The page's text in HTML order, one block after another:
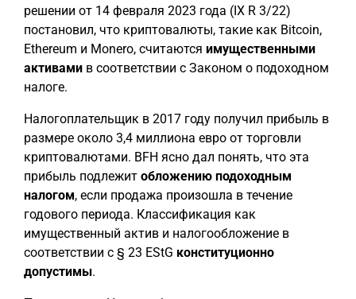
решении от 14 февраля 2023 года (IX R 3/22)
постановил, что криптовалюты, такие как Bitcoin,
Ethereum и Monero, считаются имущественными
активами в соответствии с Законом о подоходном
налоге.
Налогоплательщик в 2017 году получил прибыль в
размере около 3,4 миллиона евро от торговли
криптовалютами. BFH ясно дал понять, что эта
прибыль подлежит обложению подоходным
налогом, если продажа произошла в течение
годового периода. Классификация как
имущественный актив и налогообложение в
соответствии с § 23 EStG конституционно
допустимы.